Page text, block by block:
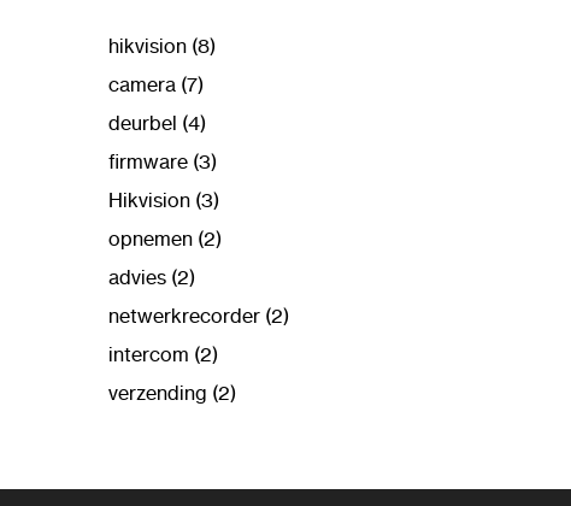
hikvision (8)
camera (7)
deurbel (4)
firmware (3)
Hikvision (3)
opnemen (2)
advies (2)
netwerkrecorder (2)
intercom (2)
verzending (2)